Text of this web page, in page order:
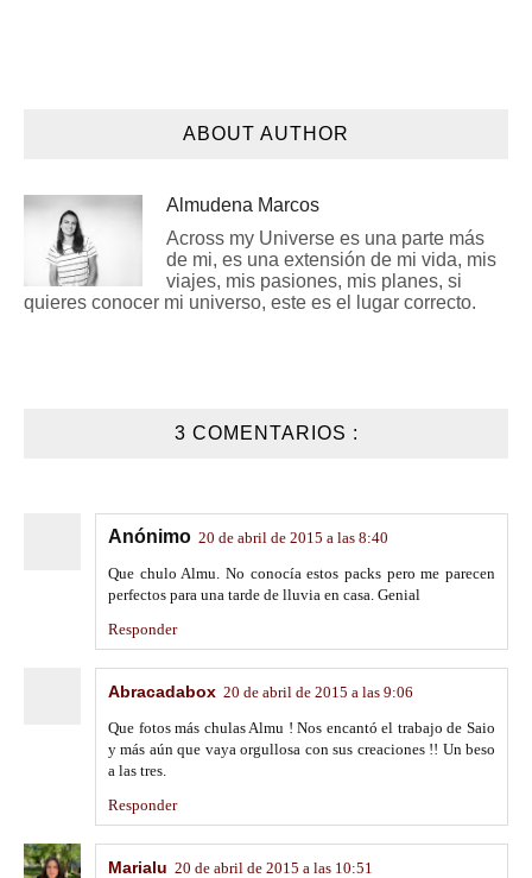
ABOUT AUTHOR
Almudena Marcos
Across my Universe es una parte más
de mi, es una extensión de mi vida, mis
viajes, mis pasiones, mis planes, si
quieres conocer mi universo, este es el lugar correcto.
3 COMENTARIOS :
Anónimo 20 de abril de 2015 a las 8:40
Que chulo Almu. No conocía estos packs pero me parecen
perfectos para una tarde de lluvia en casa. Genial
Responder
Abracadabox 20 de abril de 2015 a las 9:06
Que fotos más chulas Almu ! Nos encantó el trabajo de Saio
y más aún que vaya orgullosa con sus creaciones !! Un beso
a las tres.
Responder
Marialu 20 de abril de 2015 a las 10:51